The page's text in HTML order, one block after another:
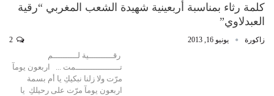
كلمة رثاء بمناسبة أربعينية شهيدة الشعب المغربي “رقية
العبدلاوي”
زاكورة يونيو 16, 2013
رقــــــــــية لــــــــــم
تــــــــــــــــــمت ... اربعون يومآ
مرّت ولا زلنا نبكيكِ يا أم بسمة
اربعون يومآ مرّت على رحيلكِ يا